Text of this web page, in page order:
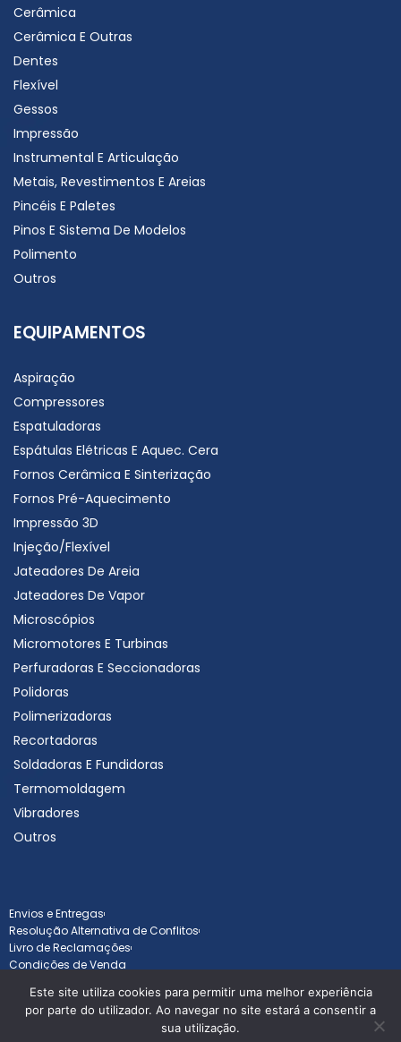
Cerâmica
Cerâmica E Outras
Dentes
Flexível
Gessos
Impressão
Instrumental E Articulação
Metais, Revestimentos E Areias
Pincéis E Paletes
Pinos E Sistema De Modelos
Polimento
Outros
EQUIPAMENTOS
Aspiração
Compressores
Espatuladoras
Espátulas Elétricas E Aquec. Cera
Fornos Cerâmica E Sinterização
Fornos Pré-Aquecimento
Impressão 3D
Injeção/Flexível
Jateadores De Areia
Jateadores De Vapor
Microscópios
Micromotores E Turbinas
Perfuradoras E Seccionadoras
Polidoras
Polimerizadoras
Recortadoras
Soldadoras E Fundidoras
Termomoldagem
Vibradores
Outros
Envios e Entregas
Resolução Alternativa de Conflitos
Livro de Reclamações
Condições de Venda
Este site utiliza cookies para permitir uma melhor experiência
por parte do utilizador. Ao navegar no site estará a consentir a
sua utilização.